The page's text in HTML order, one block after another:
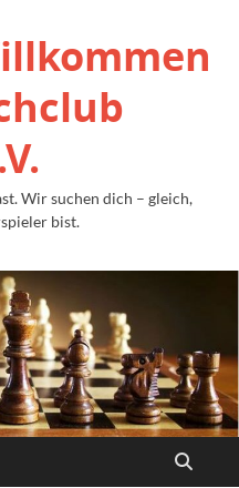
Wir suchen dich – gleich,
bist.